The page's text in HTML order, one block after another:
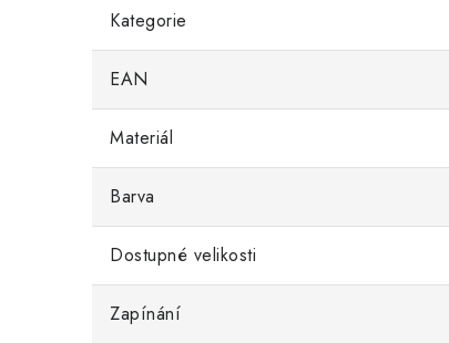
Kategorie
EAN
Materiál
Barva
Dostupné velikosti
Zapínání